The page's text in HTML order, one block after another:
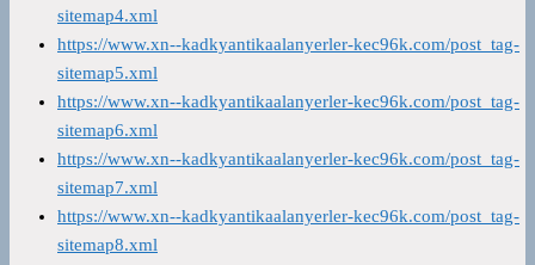
sitemap4.xml
https://www.xn--kadkyantikaalanyerler-kec96k.com/post_tag-
sitemap5.xml
https://www.xn--kadkyantikaalanyerler-kec96k.com/post_tag-
sitemap6.xml
https://www.xn--kadkyantikaalanyerler-kec96k.com/post_tag-
sitemap7.xml
https://www.xn--kadkyantikaalanyerler-kec96k.com/post_tag-
sitemap8.xml